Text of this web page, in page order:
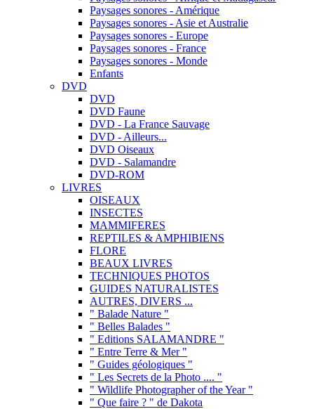
Paysages sonores - Amérique
Paysages sonores - Asie et Australie
Paysages sonores - Europe
Paysages sonores - France
Paysages sonores - Monde
Enfants
DVD
DVD
DVD Faune
DVD - La France Sauvage
DVD - Ailleurs...
DVD Oiseaux
DVD - Salamandre
DVD-ROM
LIVRES
OISEAUX
INSECTES
MAMMIFERES
REPTILES & AMPHIBIENS
FLORE
BEAUX LIVRES
TECHNIQUES PHOTOS
GUIDES NATURALISTES
AUTRES, DIVERS ...
" Balade Nature "
" Belles Balades "
" Editions SALAMANDRE "
" Entre Terre & Mer "
" Guides géologiques "
" Les Secrets de la Photo .... "
" Wildlife Photographer of the Year "
" Que faire ? " de Dakota